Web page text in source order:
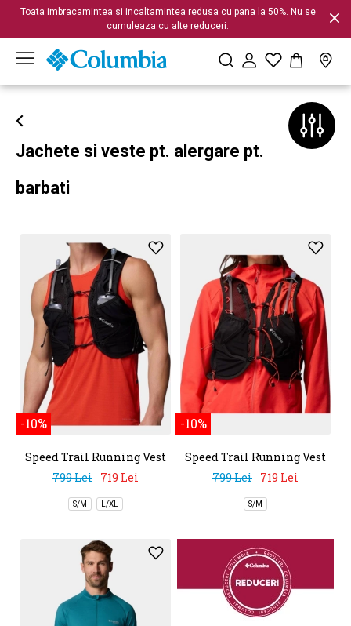
Toata imbracamintea si incaltamintea redusa cu pana la 50%. Nu se
cumuleaza cu alte reduceri.
Jachete si veste pt. alergare pt.
barbati
-10%
Speed Trail Running Vest
799 Lei 719 Lei
S/M L/XL
-10%
Speed Trail Running Vest
799 Lei 719 Lei
S/M